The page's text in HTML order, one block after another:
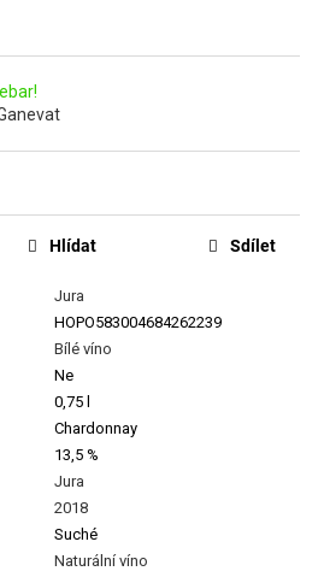
Jura
HOPO583004684262239
Bílé víno
Ne
0,75 l
Chardonnay
13,5 %
Jura
2018
Suché
Naturální víno
Hlídat Sdílet